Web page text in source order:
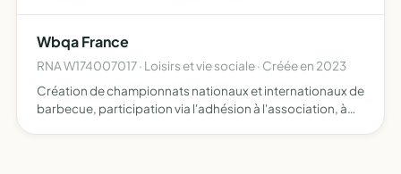
Wbqa France
RNA W174007017 · Loisirs et vie sociale · Créée en 2023
Création de championnats nationaux et internationaux de
barbecue, participation via l'adhésion à l'association, à